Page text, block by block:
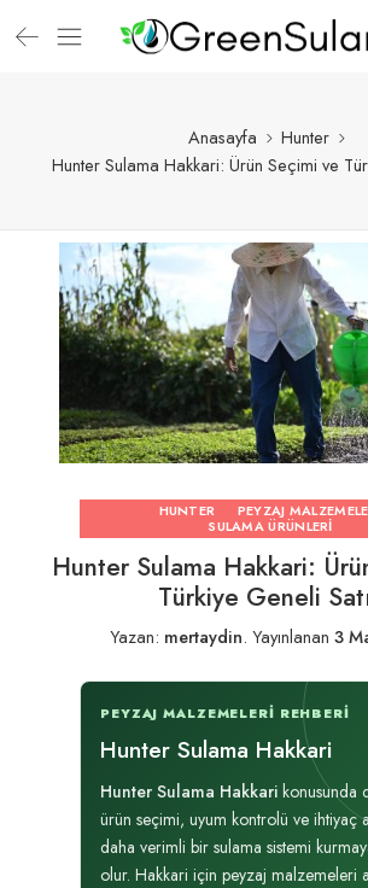
Anasayfa
Hunter
Hunter Sulama Hakkari: Ürün Seçimi ve
HUNTER
PEYZAJ
SULAMA ÜRÜNLERI
Hunter Sulama Hakkari:
Türkiye Geneli
Yazan: mertaydin. Yayınlanan 3
PEYZAJ MALZEMELERI REHBERI
Hunter Sulama Hakkari
Hunter Sulama Hakkari konusunda
ürün seçimi, uyum kontrolü ve ihtiyaç
daha verimli bir sulama sistemi
olur. Hakkari için peyzaj malzemeleri